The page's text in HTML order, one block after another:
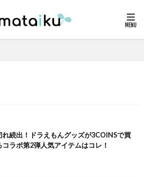
れ続出！ドラえもんグッズが3COINSで買
コラボ第2弾人気アイテムはコレ！